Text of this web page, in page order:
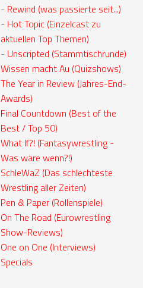
- Rewind (was passierte seit...)
- Hot Topic (Einzelcast zu
aktuellen Top Themen)
- Unscripted (Stammtischrunde)
Wissen macht Au (Quizshows)
The Year in Review (Jahres-End-
Awards)
Final Countdown (Best of the
Best / Top 50)
What If?! (Fantasywrestling -
Was wäre wenn?!)
SchleWaZ (Das schlechteste
Wrestling aller Zeiten)
Pen & Paper (Rollenspiele)
On The Road (Eurowrestling
Show-Reviews)
One on One (Interviews)
Specials